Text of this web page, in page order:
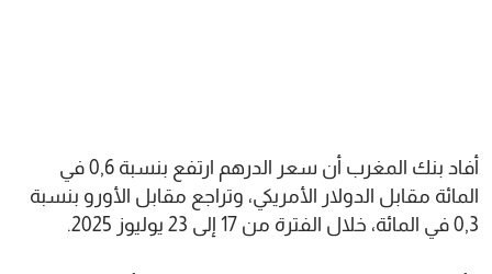
أفاد بنك المغرب أن سعر الدرهم ارتفع بنسبة 0,6 في
المائة مقابل الدولار الأمريكي، وتراجع مقابل الأورو بنسبة
0,3 في المائة، خلال الفترة من 17 إلى 23 يوليوز 2025.